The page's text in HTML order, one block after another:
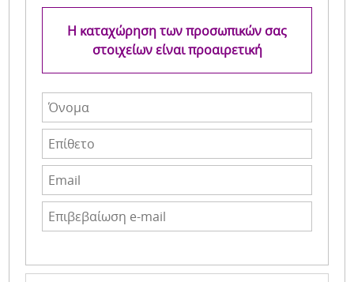
H καταχώρηση των προσωπικών σας
στοιχείων είναι προαιρετική